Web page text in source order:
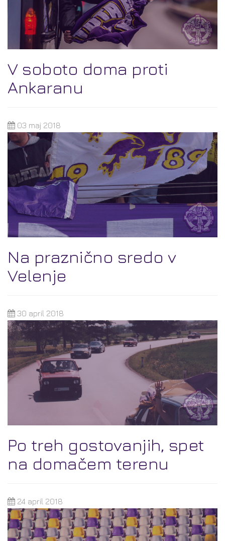
V soboto doma proti
Ankaranu
03 maj 2018
Na praznično sredo v
Velenje
30 april 2018
Po treh gostovanjih, spet
na domačem terenu
24 april 2018